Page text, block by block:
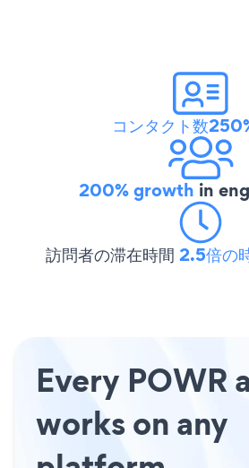
コンタクト数
200% growth in
訪問者の滞在時間 2.5倍の
Every POWR
works on any